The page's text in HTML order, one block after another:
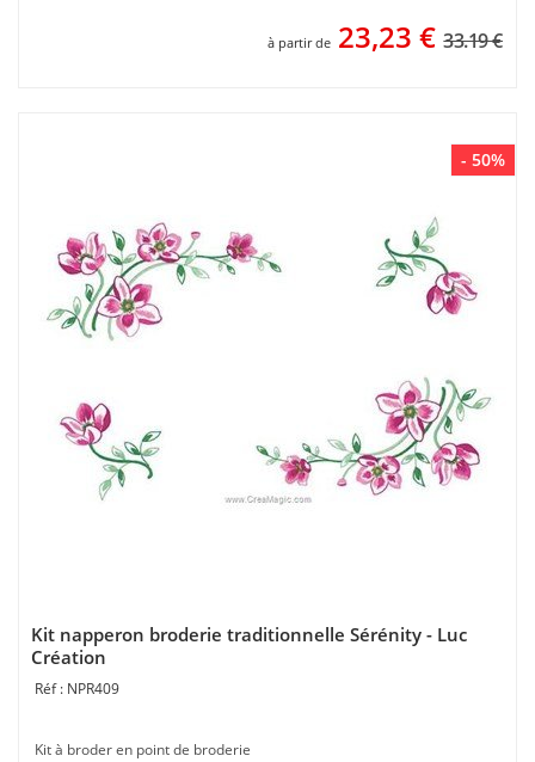
à partir de 23,23 € 33.19 €
- 50%
Kit napperon broderie traditionnelle Sérénity - Luc
Création
NPR409
Kit à broder en point de broderie